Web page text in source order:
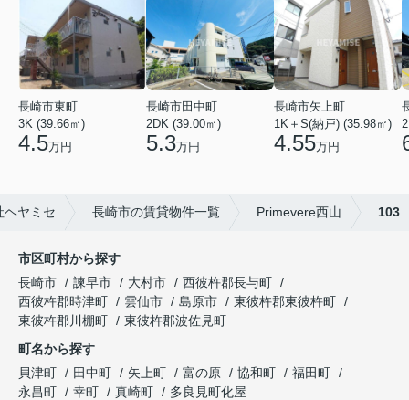
長崎市東町
3K (39.66㎡)
4.5万円
長崎市田中町
2DK (39.00㎡)
5.3万円
長崎市矢上町
1K＋S(納戸) (35.98㎡)
4.55万円
ヘヤミセ 長崎市の賃貸物件一覧 Primevere西山 103
市区町村から探す
長崎市
諫早市 大村市
西彼杵郡長与町
西彼杵郡時津町
雲仙市 島原市
東彼杵郡東彼杵町
東彼杵郡川棚町
東彼杵郡波佐見町
町名から探す
貝津町
田中町 矢上町 富の原 協和町
福田町
永昌町
幸町 真崎町
多良見町化屋